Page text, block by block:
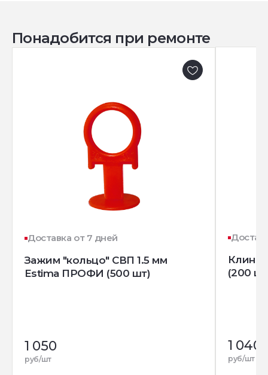
Понадобится при ремонте
Доставка от 7 дней
Зажим "кольцо" СВП 1.5 мм
Estima ПРОФИ (500 шт)
1 050
руб/шт
Клин
(200
1 040
руб/шт